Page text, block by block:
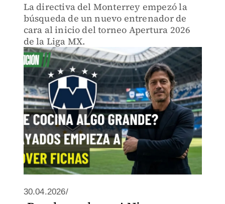
La directiva del Monterrey empezó la
búsqueda de un nuevo entrenador de
cara al inicio del torneo Apertura 2026
de la Liga MX.
30.04.2026/